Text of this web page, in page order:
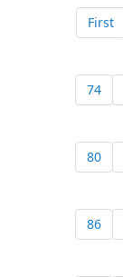
First
74
80
86